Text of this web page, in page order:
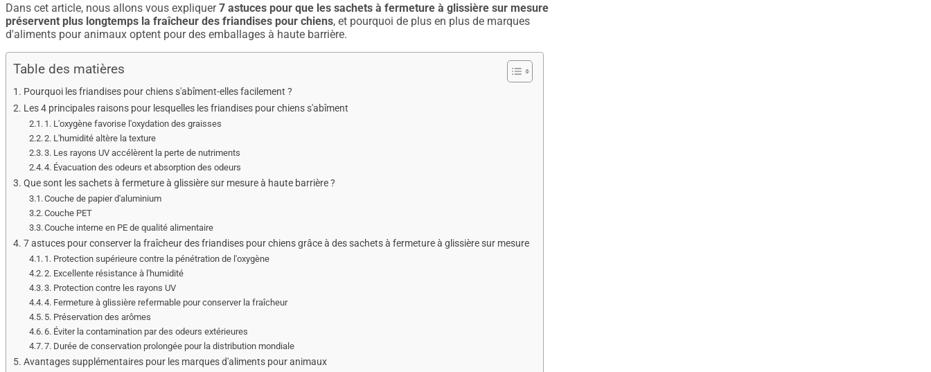
Dans cet article, nous allons vous expliquer7 astuces pour que les sachets à fermeture à glissière sur mesure
préservent plus longtemps la fraîcheur des friandises pour chiens, et pourquoi de plus en plus de marques
d'aliments pour animaux optent pour des emballages à haute barrière.
Table des matières
Pourquoi les friandises pour chiens s'abîment-elles facilement ?
Les 4 principales raisons pour lesquelles les friandises pour chiens s'abîment
1. L'oxygène favorise l'oxydation des graisses
2. L'humidité altère la texture
3. Les rayons UV accélèrent la perte de nutriments
4. Évacuation des odeurs et absorption des odeurs
Que sont les sachets à fermeture à glissière sur mesure à haute barrière ?
Couche de papier d'aluminium
Couche PET
Couche interne en PE de qualité alimentaire
7 astuces pour conserver la fraîcheur des friandises pour chiens grâce à des sachets à fermeture à glissière sur mesure
1. Protection supérieure contre la pénétration de l'oxygène
2. Excellente résistance à l'humidité
3. Protection contre les rayons UV
4. Fermeture à glissière refermable pour conserver la fraîcheur
5. Préservation des arômes
6. Éviter la contamination par des odeurs extérieures
7. Durée de conservation prolongée pour la distribution mondiale
Avantages supplémentaires pour les marques d'aliments pour animaux